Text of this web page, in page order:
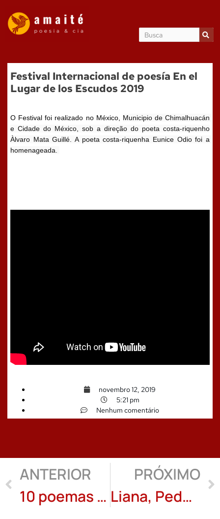
Festival Internacional de poesía En el
Lugar de los Escudos 2019
O Festival foi realizado no México, Municipio de Chimalhuacán
e Cidade do México, sob a direção do poeta costa-riquenho
Àlvaro Mata Guillé . A poeta costa-riquenha Eunice Odio foi a
homenageada.
novembro 12, 2019
5:21 pm
Nenhum comentário
ANTERIOR
10 poemas de Iolanda Costa
PRÓXIMO
Liana, Pedófila, Sim, Criminosa, Não: Tereza Du’Zai